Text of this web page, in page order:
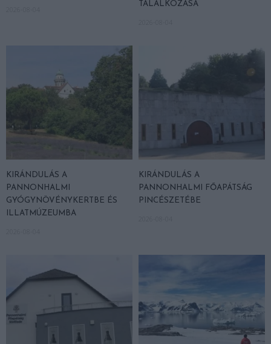
TALÁLKOZÁSA
KIRÁNDULÁS A
PANNONHALMI
GYÓGYNÖVÉNYKERTBE ÉS
ILLATMÚZEUMBA
KIRÁNDULÁS A
PANNONHALMI FŐAPÁTSÁG
PINCÉSZETÉBE